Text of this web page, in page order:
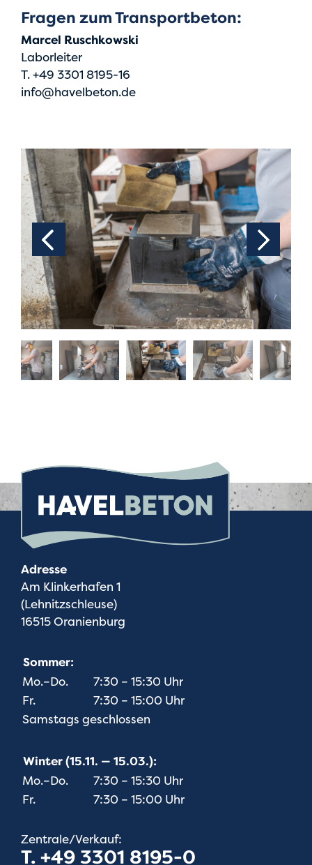
Fragen zum Transportbeton:
Marcel Ruschkowski
Laborleiter
T. +49 3301 8195-16
info@havelbeton.de
Adresse
Am Klinkerhafen 1
(Lehnitzschleuse)
16515 Oranienburg
Sommer:
Mo.–Do.
7:30 – 15:30 Uhr
Fr.
7:30 – 15:00 Uhr
Samstags geschlossen
Winter (15.11. — 15.03.):
Mo.–Do.
7:30 – 15:30 Uhr
Fr.
7:30 – 15:00 Uhr
Zentrale/Verkauf:
T. +49 3301 8195-0